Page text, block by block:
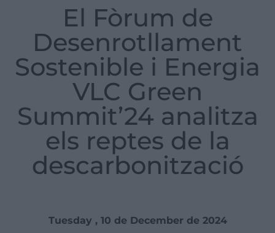
El Fòrum de
Desenrotllament
Sostenible i Energia
VLC Green
Summit’24 analitza
els reptes de la
descarbonització
Tuesday , 10 de December de 2024